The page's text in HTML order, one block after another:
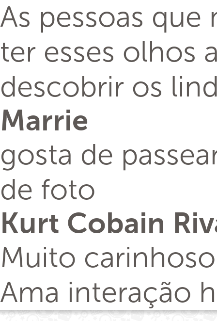
As pessoas
ter esses olhos
descobrir os
Marrie
gosta de
de foto
Kurt Cobain
Muito
Ama interação